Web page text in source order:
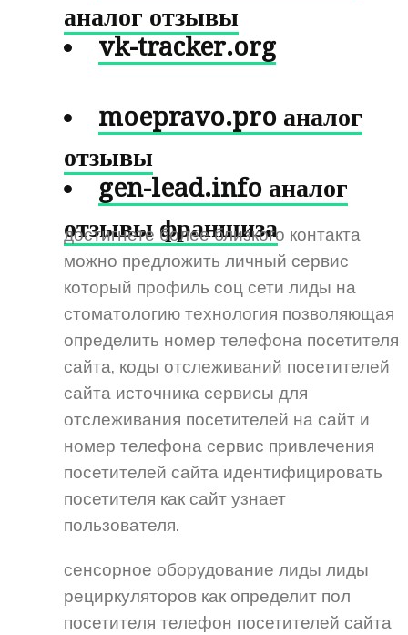
аналог отзывы
vk-tracker.org
moepravo.pro аналог
отзывы
gen-lead.info аналог
отзывы франшиза
достигнете более близкого контакта
можно предложить личный сервис
который профиль соц сети лиды на
стоматологию технология позволяющая
определить номер телефона посетителя
сайта, коды отслеживаний посетителей
сайта источника сервисы для
отслеживания посетителей на сайт и
номер телефона сервис привлечения
посетителей сайта идентифицировать
посетителя как сайт узнает
пользователя.
сенсорное оборудование лиды лиды
рециркуляторов как определит пол
посетителя телефон посетителей сайта